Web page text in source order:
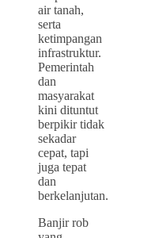
air tanah,
serta
ketimpangan
infrastruktur.
Pemerintah
dan
masyarakat
kini dituntut
berpikir tidak
sekadar
cepat, tapi
juga tepat
dan
berkelanjutan.
Banjir rob